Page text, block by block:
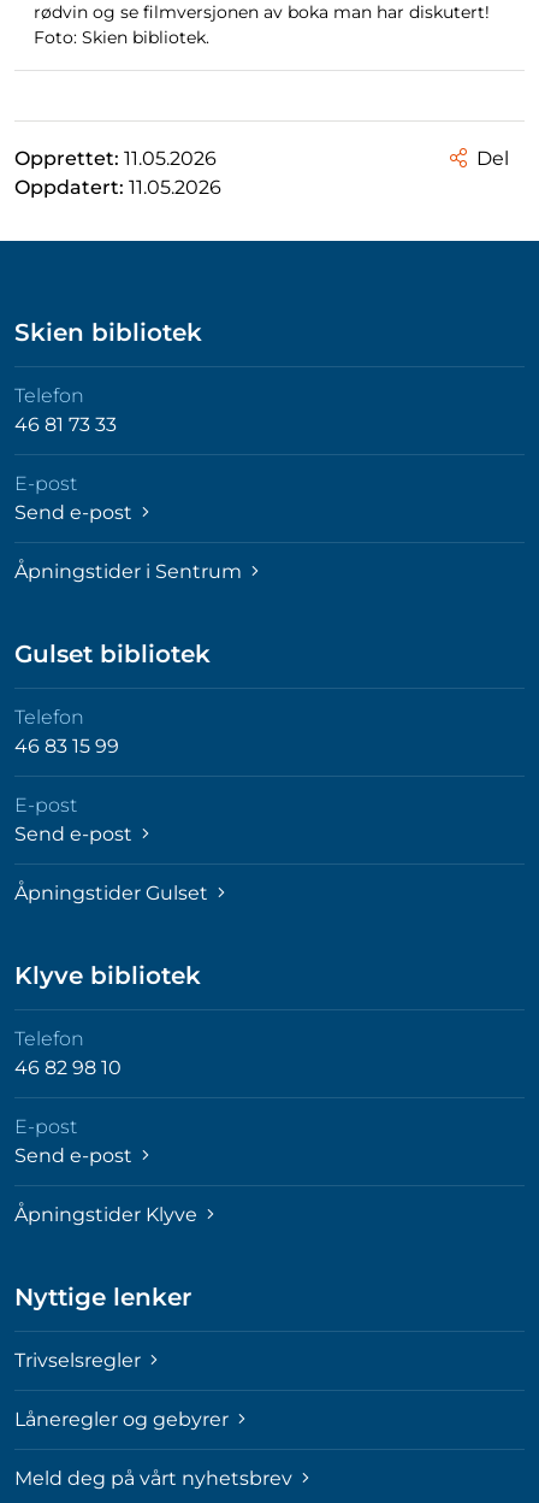
rødvin og se filmversjonen av boka man har diskutert!
Foto: Skien bibliotek.
Opprettet: 11.05.2026
Oppdatert: 11.05.2026
Del
Skien bibliotek
Telefon
46 81 73 33
E-post
Send e-post
Åpningstider i Sentrum
Gulset bibliotek
Telefon
46 83 15 99
E-post
Send e-post
Åpningstider Gulset
Klyve bibliotek
Telefon
46 82 98 10
E-post
Send e-post
Åpningstider Klyve
Nyttige lenker
Trivselsregler
Låneregler og gebyrer
Meld deg på vårt nyhetsbrev